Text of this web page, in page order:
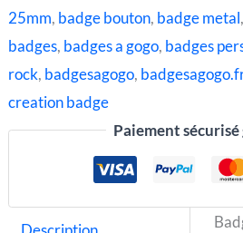
25mm, badge bouton, badge metal,
badges, badges a gogo, badges
rock, badgesagogo,
creation badge
Paiement